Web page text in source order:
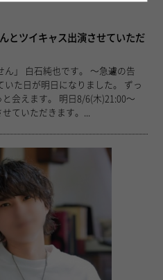
とツイキャス出演させていただ
日8/6(木)21:00〜
ていただきます。...